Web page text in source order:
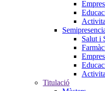
Salut i
Titulació